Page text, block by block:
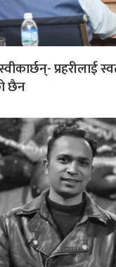
प्रहरीलाई
छैन